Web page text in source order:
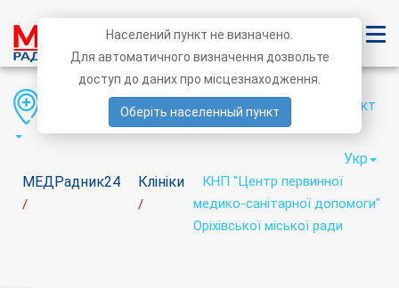
МЕДРадник24
/
Клініки
/
КНП "Центр первинної
медико-санітарної допомоги"
Оріхівської міської ради
Область Район Населений пункт
Укр
Населений пункт не визначено.
Для автоматичного визначення дозвольте
доступ до даних про місцезнаходження.
Оберіть населенный пункт